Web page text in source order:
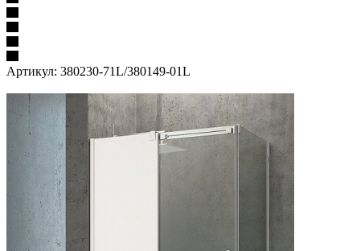
Артикул: 380230-71L/380149-01L